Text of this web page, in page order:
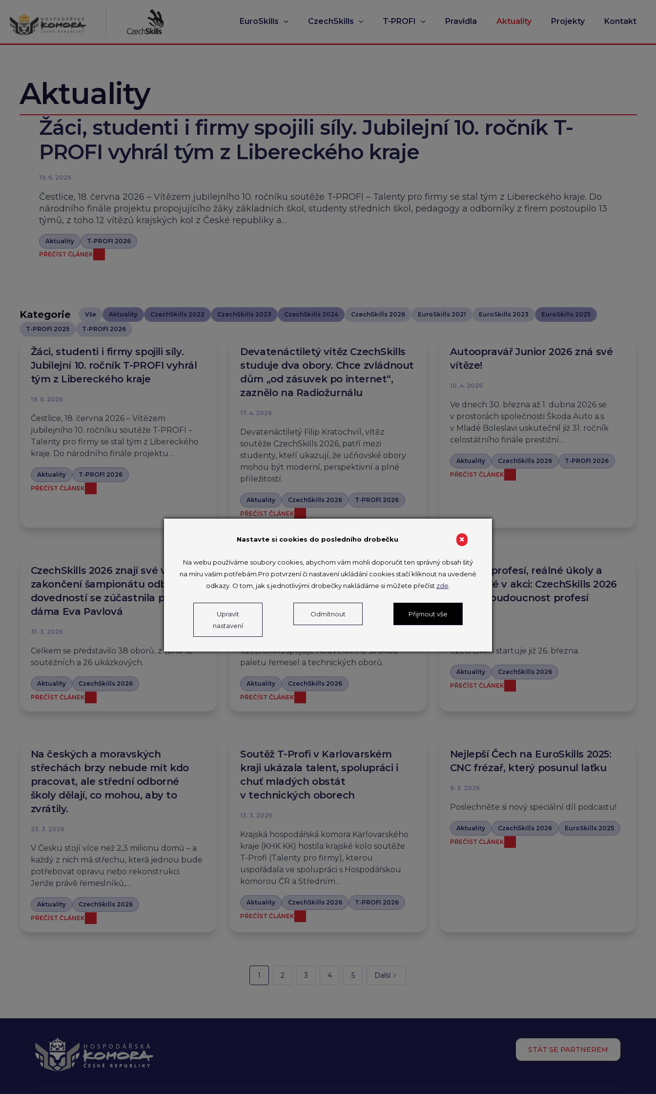
obsah
EuroSkills CzechSkills T-PROFI Pravidla Aktuality Projekty Kontakt
Aktuality
Žáci, studenti i firmy spojili síly. Jubilejní 10. ročník T-
PROFI vyhrál tým z Libereckého kraje
19. 6. 2026
Čestlice, 18. června 2026 – Vítězem jubilejního 10. ročníku soutěže T-PROFI – Talenty pro firmy se stal tým z Libereckého kraje. Do
národního finále projektu propojujícího žáky základních škol, studenty středních škol, pedagogy a odborníky z firem postoupilo 13
týmů, z toho 12 vítězů krajských kol z České republiky a…
Aktuality
T-PROFI 2026
PŘEČÍST ČLÁNEK
Kategorie Vše Aktuality CzechSkills 2022 CzechSkills 2023 CzechSkills 2024 CzechSkills 2026 EuroSkills 2021 EuroSkills 2023
EuroSkills 2025
T-PROFI 2025
T-PROFI 2026
Žáci, studenti i firmy spojili síly.
Jubilejní 10. ročník T-PROFI vyhrál
tým z Libereckého kraje
19. 6. 2026
Čestlice, 18. června 2026 – Vítězem
jubilejního 10. ročníku soutěže T-PROFI –
Talenty pro firmy se stal tým z Libereckého
kraje. Do národního finále projektu…
Aktuality
T-PROFI 2026
PŘEČÍST ČLÁNEK
Devatenáctiletý vítěz CzechSkills
studuje dva obory. Chce zvládnout
dům „od zásuvek po internet“,
zaznělo na Radiožurnálu
17. 4. 2026
Devatenáctiletý Filip Kratochvíl, vítěz
soutěže CzechSkills 2026, patří mezi
studenty, kteří ukazují, že učňovské obory
mohou být moderní, perspektivní a plné
příležitostí.
Aktuality CzechSkills 2026
T-PROFI 2026
PŘEČÍST ČLÁNEK
Autoopravář Junior 2026 zná své
vítěze!
10. 4. 2026
Ve dnech 30. března až 1. dubna 2026 se
v prostorách společnosti Škoda Auto a.s.
v Mladé Boleslavi uskutečnil již 31. ročník
celostátního finále prestižní…
Aktuality CzechSkills 2026
T-PROFI 2026
PŘEČÍST ČLÁNEK
CzechSkills 2026 znají své vítěze,
zakončení šampionátu odborných
dovedností se zúčastnila první
dáma Eva Pavlová
31. 3. 2026
Celkem se představilo 38 oborů, z toho 12
soutěžních a 26 ukázkových.
Aktuality
CzechSkills 2026
PŘEČÍST ČLÁNEK
V Brně soutěží 150 mladých
profesionálů na druhém národním
CzechSkills spojuje neuvěřitelně širokou
paletu řemesel a technických oborů.
Aktuality
CzechSkills 2026
PŘEČÍST ČLÁNEK
Desítky profesí, reálné úkoly a
mladí lidé v akci: CzechSkills 2026
ukážou budoucnost profesí
CzechSkills startuje již 26. března.
Aktuality
CzechSkills 2026
PŘEČÍST ČLÁNEK
Na českých a moravských
střechách brzy nebude mít kdo
pracovat, ale střední odborné
školy dělají, co mohou, aby to
zvrátily.
23. 3. 2026
V Česku stojí více než 2,3 milionu domů – a
každý z nich má střechu, která jednou bude
potřebovat opravu nebo rekonstrukci.
Jenže právě řemeslníků,…
Aktuality
CzechSkills 2026
PŘEČÍST ČLÁNEK
Soutěž T-Profi v Karlovarském
kraji ukázala talent, spolupráci i
chuť mladých obstát
v technických oborech
13. 3. 2026
Krajská hospodářská komora Karlovarského
kraje (KHK KK) hostila krajské kolo soutěže
T-Profi (Talenty pro firmy), kterou
uspořádala ve spolupráci s Hospodářskou
komorou ČR a Středním…
Aktuality CzechSkills 2026
T-PROFI 2026
PŘEČÍST ČLÁNEK
Nejlepší Čech na EuroSkills 2025:
CNC frézař, který posunul laťku
9. 3. 2026
Poslechněte si nový speciální díl podcastu!
Aktuality CzechSkills 2026
EuroSkills 2025
PŘEČÍST ČLÁNEK
1 2 3 4 5 Další
STÁT SE PARTNEREM
×
Nastavte si cookies do posledního drobečku
Na webu používáme soubory cookies, abychom vám mohli doporučit ten správný obsah šitý
na míru vašim potřebám.Pro potvrzení či nastavení ukládání cookies stačí kliknout na uvedené
odkazy. O tom, jak s jednotlivými drobečky nakládáme si můžete přečíst zde
Upravit
nastavení
Odmítnout Přijmout vše